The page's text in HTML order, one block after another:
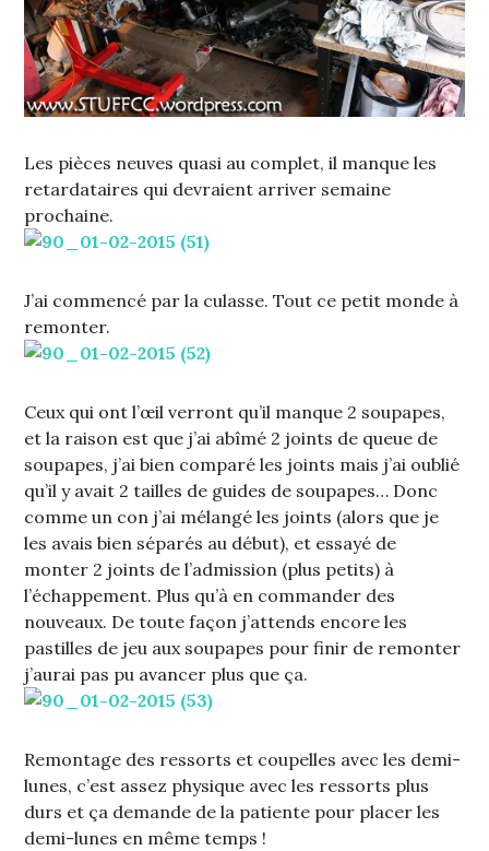
Les pièces neuves quasi au complet, il manque les
retardataires qui devraient arriver semaine
prochaine.
J’ai commencé par la culasse. Tout ce petit monde à
remonter.
Ceux qui ont l’œil verront qu’il manque 2 soupapes,
et la raison est que j’ai abîmé 2 joints de queue de
soupapes, j’ai bien comparé les joints mais j’ai oublié
qu’il y avait 2 tailles de guides de soupapes… Donc
comme un con j’ai mélangé les joints (alors que je
les avais bien séparés au début), et essayé de
monter 2 joints de l’admission (plus petits) à
l’échappement. Plus qu’à en commander des
nouveaux. De toute façon j’attends encore les
pastilles de jeu aux soupapes pour finir de remonter
j’aurai pas pu avancer plus que ça.
Remontage des ressorts et coupelles avec les demi-
lunes, c’est assez physique avec les ressorts plus
durs et ça demande de la patiente pour placer les
demi-lunes en même temps !